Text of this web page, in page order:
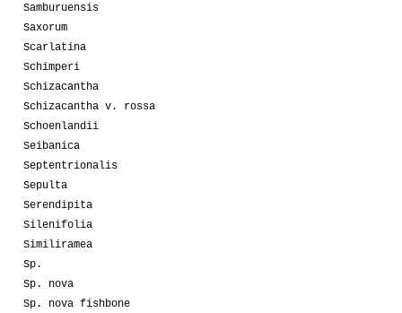
Samburuensis
Saxorum
Scarlatina
Schimperi
Schizacantha
Schizacantha v. rossa
Schoenlandii
Seibanica
Septentrionalis
Sepulta
Serendipita
Silenifolia
Similiramea
Sp.
Sp. nova
Sp. nova fishbone